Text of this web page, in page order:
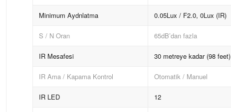
Minimum Aydnlatma 0.05Lux / F2.0, 0Lux (IR)
S / N Oran 65dB’dan fazla
IR Mesafesi 30 metreye kadar (98 feet)
IR Ama / Kapama Kontrol Otomatik / Manuel
IR LED 12